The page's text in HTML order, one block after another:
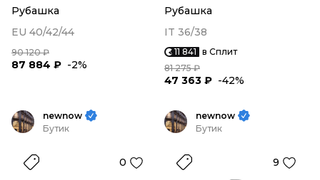
Рубашка
EU 40/42/44
90 120 ₽
87 884 ₽ -2%
Рубашка
IT 36/38
11 841 в Сплит
81 275 ₽
47 363 ₽ -42%
newnow
Бутик
0
newnow
Бутик
9